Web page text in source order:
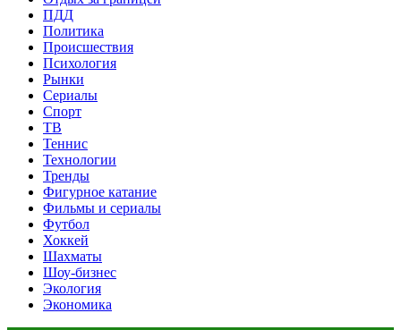
ПДД
Политика
Происшествия
Психология
Рынки
Сериалы
Спорт
ТВ
Теннис
Технологии
Тренды
Фигурное катание
Фильмы и сериалы
Футбол
Хоккей
Шахматы
Шоу-бизнес
Экология
Экономика